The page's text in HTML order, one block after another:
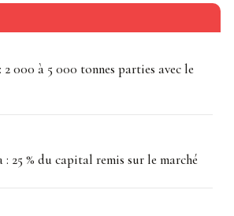
000 à 5 000 tonnes parties avec le
25 % du capital remis sur le marché